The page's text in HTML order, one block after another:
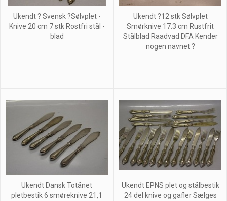
Ukendt ? Svensk ?Sølvplet -
Knive 20 cm 7 stk Rostfri stål -
blad
Ukendt ?12 stk Sølvplet
Smørknive 17.3 cm Rustfrit
Stålblad Raadvad DFA Kender
nogen navnet ?
Ukendt Dansk Totånet
pletbestik 6 smøreknive 21,1
Ukendt EPNS plet og stålbestik
24 del knive og gafler Sælges